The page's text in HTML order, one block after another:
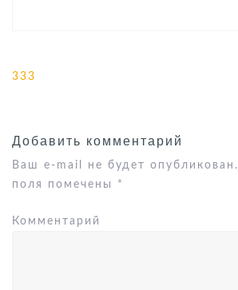
Навигация
333
Добавить комментарий
Ваш e-mail не будет опубликован.
поля помечены *
Комментарий